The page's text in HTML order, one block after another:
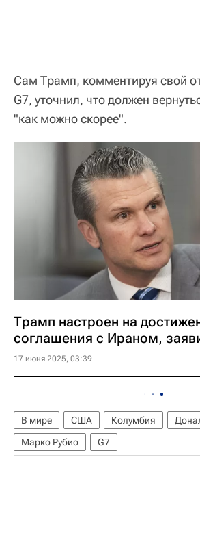
Сам Трамп, комментируя свой
G7, уточнил, что должен
"как можно скорее".
Трамп настроен на
соглашения с Ираном,
17 июня 2025, 03:39
В мире США Колумбия
Марко Рубио
G7